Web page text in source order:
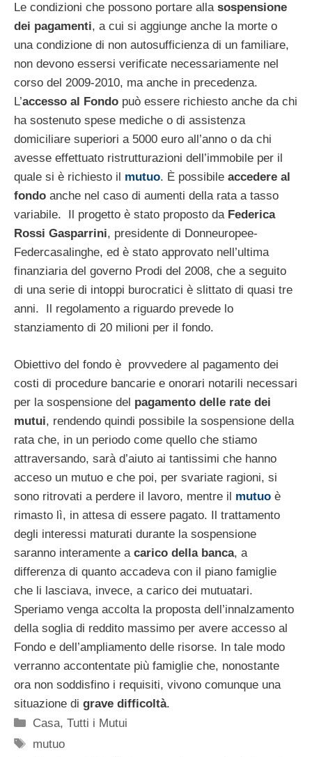
Le condizioni che possono portare alla sospensione
dei pagamenti, a cui si aggiunge anche la morte o
una condizione di non autosufficienza di un familiare,
non devono essersi verificate necessariamente nel
corso del 2009-2010, ma anche in precedenza.
L’accesso al Fondo può essere richiesto anche da chi
ha sostenuto spese mediche o di assistenza
domiciliare superiori a 5000 euro all’anno o da chi
avesse effettuato ristrutturazioni dell’immobile per il
quale si è richiesto il mutuo. È possibile accedere al
fondo anche nel caso di aumenti della rata a tasso
variabile. Il progetto è stato proposto da Federica
Rossi Gasparrini, presidente di Donneuropee-
Federcasalinghe, ed è stato approvato nell’ultima
finanziaria del governo Prodi del 2008, che a seguito
di una serie di intoppi burocratici è slittato di quasi tre
anni. Il regolamento a riguardo prevede lo
stanziamento di 20 milioni per il fondo.
Obiettivo del fondo è provvedere al pagamento dei
costi di procedure bancarie e onorari notarili necessari
per la sospensione del pagamento delle rate dei
mutui, rendendo quindi possibile la sospensione della
rata che, in un periodo come quello che stiamo
attraversando, sarà d’aiuto ai tantissimi che hanno
acceso un mutuo e che poi, per svariate ragioni, si
sono ritrovati a perdere il lavoro, mentre il mutuo è
rimasto lì, in attesa di essere pagato. Il trattamento
degli interessi maturati durante la sospensione
saranno interamente a carico della banca, a
differenza di quanto accadeva con il piano famiglie
che li lasciava, invece, a carico dei mutuatari.
Speriamo venga accolta la proposta dell’innalzamento
della soglia di reddito massimo per avere accesso al
Fondo e dell’ampliamento delle risorse. In tale modo
verranno accontentate più famiglie che, nonostante
ora non soddisfino i requisiti, vivono comunque una
situazione di grave difficoltà.
Categorie
Casa,Tutti i Mutui
Tag
mutuo